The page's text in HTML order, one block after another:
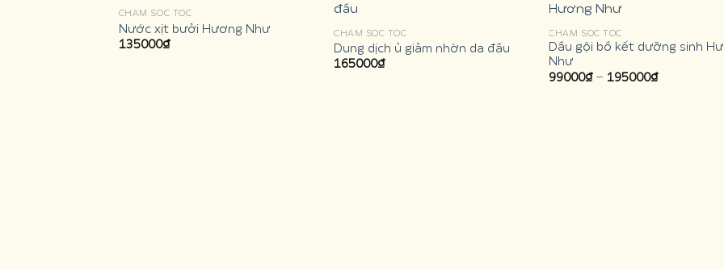
CHĂM SÓC TÓC
Nước xịt bưởi Hương Như
135000₫
CHĂM SÓC TÓC
Dung dịch ủ giảm nhờn da đầu
165000₫
CHĂM SÓC TÓC
Dầu gội bồ kết dưỡng sinh
Như
99000₫ – 195000₫Price